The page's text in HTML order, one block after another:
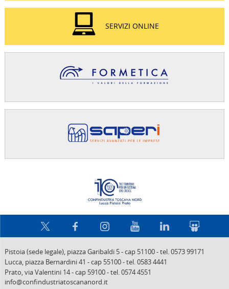
SERVIZI ONLINE
Pistoia (sede legale), piazza Garibaldi 5-cap 51100-tel. 0573 99171
Lucca, piazza Bernardini 41 -cap 55100-tel. 0583 4441
Prato,via Valentini 14-cap 59100-tel. 0574 4551
info@confindustriatoscananord.it